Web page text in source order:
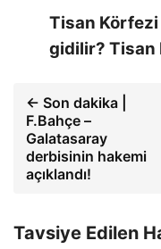
Tisan Körfezi
gidilir? Tisan
← Son dakika |
F.Bahçe –
Galatasaray
derbisinin hakemi
açıklandı!
Tavsiye Edilen